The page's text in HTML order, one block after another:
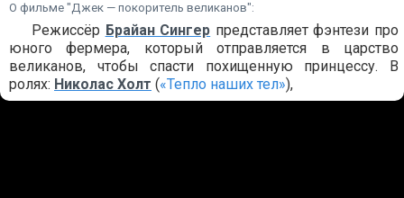
О фильме "Джек — покоритель великанов":
Режиссёр Брайан Сингер представляет фэнтези про
юного фермера, который отправляется в царство
великанов, чтобы спасти похищенную принцессу. В
ролях: Николас Холт («Тепло наших тел»),